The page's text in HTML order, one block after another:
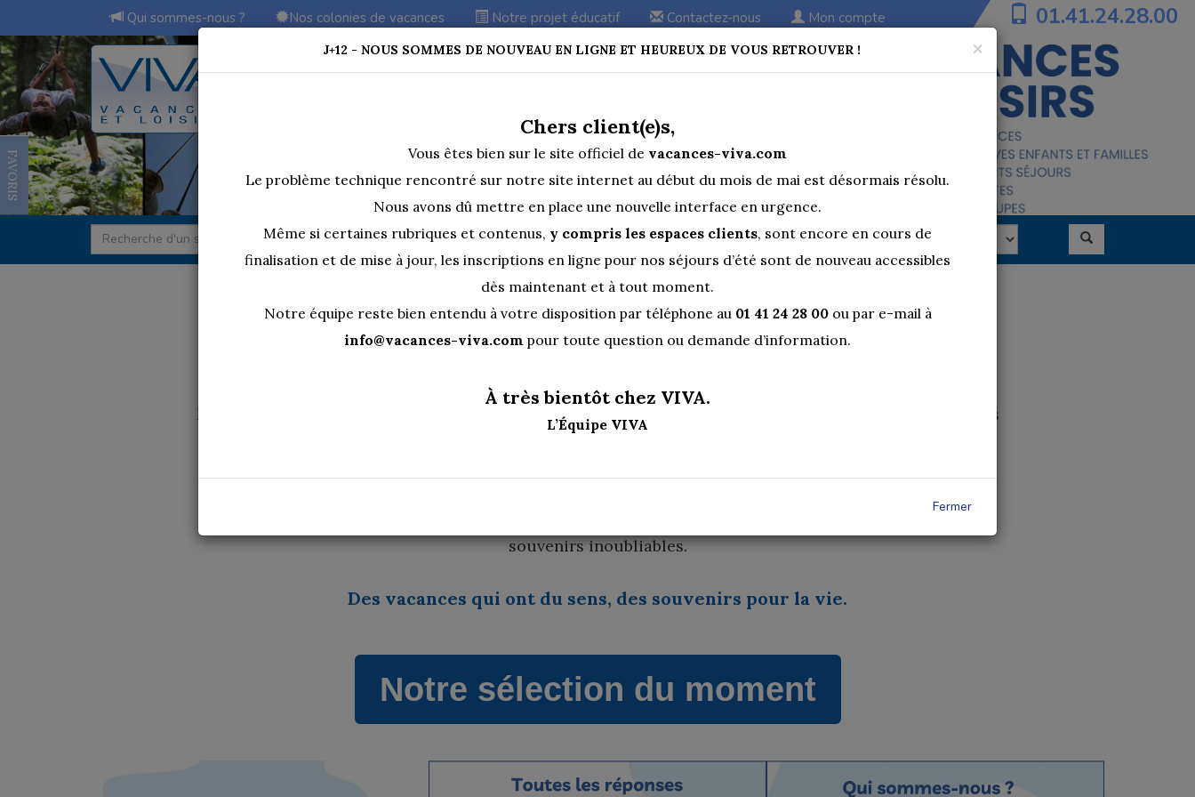
Qui sommes-nous ? Nos colonies de vacances Notre projet éducatif Contactez-nous Mon compte 01.41.24.28.00
FAVORIS
×
J+12 - NOUS SOMMES DE NOUVEAU EN LIGNE ET HEUREUX DE VOUS RETROUVER !
Chers client(e)s,
Vous êtes bien sur le site officiel de vacances-viva.com
Le problème technique rencontré sur notre site internet au début du mois de mai est désormais résolu.
Nous avons dû mettre en place une nouvelle interface en urgence.
Même si certaines rubriques et contenus, y compris les espaces clients, sont encore en cours de
finalisation et de mise à jour, les inscriptions en ligne pour nos séjours d’été sont de nouveau accessibles
dès maintenant et à tout moment.
Notre équipe reste bien entendu à votre disposition par téléphone au 01 41 24 28 00ou par e-mail à
info@vacances-viva.com pour toute question ou demande d’information.
À très bientôt chez VIVA.
L’Équipe VIVA
Fermer
Découvrez VIVA
Depuis plus de 40 ans, VIVA accompagne les enfants, les jeunes et les familles à travers des expériences
journées familles : nous imaginons des moments pensés pour s’amuser, grandir, découvrir et créer des
souvenirs inoubliables.
Des vacances qui ont du sens, des souvenirs pour la vie.
Notre sélection du moment